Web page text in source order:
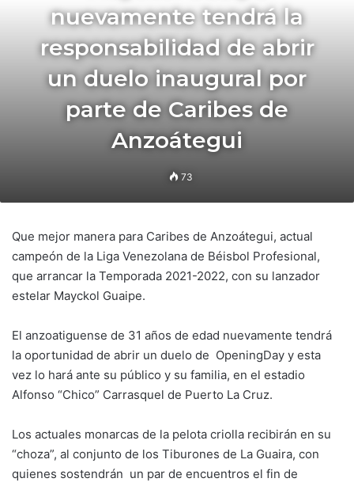
nuevamente tendrá la
responsabilidad de abrir
un duelo inaugural por
parte de Caribes de
Anzoátegui
73
Que mejor manera para Caribes de Anzoátegui, actual
campeón de la Liga Venezolana de Béisbol Profesional,
que arrancar la Temporada 2021-2022, con su lanzador
estelar Mayckol Guaipe.
El anzoatiguense de 31 años de edad nuevamente tendrá
la oportunidad de abrir un duelo de OpeningDay y esta
vez lo hará ante su público y su familia, en el estadio
Alfonso “Chico” Carrasquel de Puerto La Cruz.
Los actuales monarcas de la pelota criolla recibirán en su
“choza”, al conjunto de los Tiburones de La Guaira, con
quienes sostendrán un par de encuentros el fin de